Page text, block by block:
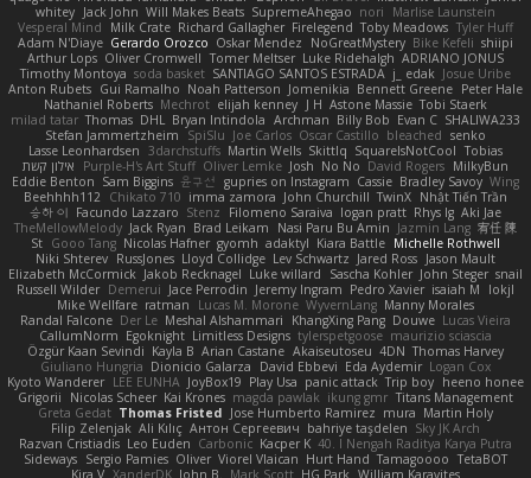
whitey Jack John Will Makes Beats SupremeAhegao nori
Marlise Launstein
Vesperal Mind
Milk Crate Richard Gallagher Firelegend Toby Meadows Tyler Huff
Adam N'Diaye Gerardo Orozco Oskar Mendez NoGreatMystery Bike Kefeli shiipi
Arthur Lops Oliver Cromwell Tomer Meltser Luke Ridehalgh ADRIANO JONUS
Timothy Montoya soda basket SANTIAGO SANTOS ESTRADA j_ edak Josue Uribe
Anton Rubets Gui Ramalho Noah Patterson Jomenikia Bennett Greene Peter Hale
Nathaniel Roberts Mechrot elijah kenney J H Astone Massie Tobi Staerk
milad tatar Thomas DHL Bryan Intindola Archman Billy Bob Evan C SHALIWA233
Stefan Jammertzheim
SpiSlu Joe Carlos Oscar Castillo bleached senko
Lasse Leonhardsen 3darchstuffs Martin Wells Skittlq SquareIsNotCool Tobias
אילון קשת
Purple-H's Art Stuff Oliver Lemke Josh No No David Rogers MilkyBun
Eddie Benton Sam Biggins 윤구선 gupries on Instagram Cassie Bradley Savoy Wing
Beehhhh112 Chikato 710 imma zamora John Churchill TwinX Nhật Tiến Trần
승하 이 Facundo Lazzaro Stenz Filomeno Saraiva logan pratt Rhys lg Aki Jae
TheMellowMelody Jack Ryan Brad Leikam Nasi Paru Bu Amin Jazmin Lang 宥任 陳
St Gooo Tang Nicolas Hafner gyomh adaktyl Kiara Battle Michelle Rothwell
Niki Shterev RussJones Lloyd Collidge Lev Schwartz Jared Ross Jason Mault
Elizabeth McCormick Jakob Recknagel Luke willard Sascha Kohler John Steger snail
Russell Wilder Demerui Jace Perrodin Jeremy Ingram Pedro Xavier isaiah M
lokjl
Mike Wellfare ratman Lucas M. Morone WyvernLang Manny Morales
Randal Falcone Der Le Meshal Alshammari KhangXing Pang Douwe Lucas Vieira
CallumNorm Egoknight Limitless Designs tylerspetgoose maurizio sciascia
Özgür Kaan Sevindi Kayla B Arian Castane Akaiseutoseu 4DN Thomas Harvey
Giuliano Hungria Dionicio Galarza David Ebbevi Eda Aydemir Logan Cox
Kyoto Wanderer LEE EUNHA JoyBox19 Play Usa panic attack Trip boy heeno honee
Grigorii
Nicolas Scheer Kai Krones magda pawlak ikung gmr Titans Management
Greta Gedat Thomas Fristed Jose Humberto Ramirez mura Martin Holy
Filip Zelenjak Ali Kılıç Антон Сергеевич bahriye taşdelen Sky JK Arch
Razvan Cristiadis Leo Euden Carbonic Kacper K 40. I Nengah Raditya Karya Putra
Sideways Sergio Pamies Oliver Viorel Vlaican Hurt Hand Tamagoooo TetaBOT
Kira V XanderDK John B. Mark Scott HG Park William Karavites